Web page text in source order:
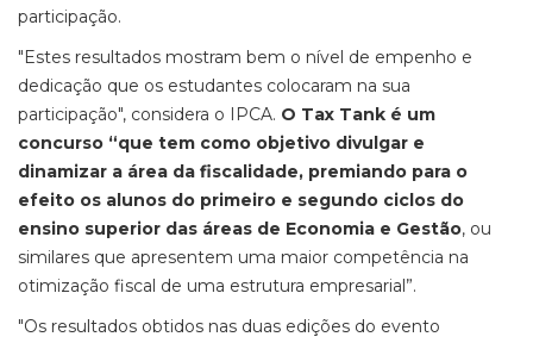
participação.
"Estes resultados mostram bem o nível de empenho e
dedicação que os estudantes colocaram na sua
participação", considera o IPCA. O Tax Tank é um
concurso “que tem como objetivo divulgar e
dinamizar a área da fiscalidade, premiando para o
efeito os alunos do primeiro e segundo ciclos do
ensino superior das áreas de Economia e Gestão, ou
similares que apresentem uma maior competência na
otimização fiscal de uma estrutura empresarial”.
"Os resultados obtidos nas duas edições do evento